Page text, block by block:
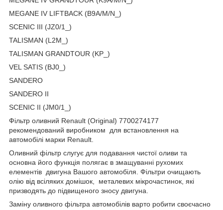
MEGANE IV LIFTBACK (B9A/M/N_)
SCENIC III (JZ0/1_)
TALISMAN (L2M_)
TALISMAN GRANDTOUR (KP_)
VEL SATIS (BJ0_)
SANDERO
SANDERO II
SCENIC II (JM0/1_)
Фільтр оливний Renault (Original) 7700274177
рекомендований виробником для встановлення на
автомобілі марки Renault.
Оливний фільтр слугує для подавання чистої оливи та
основна його функція полягає в змащуванні рухомих
елементів двигуна Вашого автомобіля. Фільтри очищають
олію від всіляких домішок, металевих мікрочастинок, які
призводять до підвищеного зносу двигуна.
Заміну оливного фільтра автомобілів варто робити своєчасно